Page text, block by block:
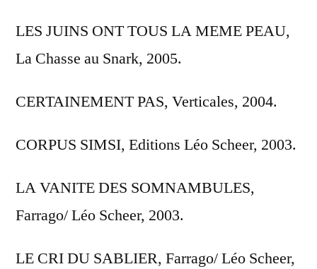
LES JUINS ONT TOUS LA MEME PEAU,
La Chasse au Snark, 2005.
CERTAINEMENT PAS, Verticales, 2004.
CORPUS SIMSI, Editions Léo Scheer, 2003.
LA VANITE DES SOMNAMBULES,
Farrago/ Léo Scheer, 2003.
LE CRI DU SABLIER, Farrago/ Léo Scheer,